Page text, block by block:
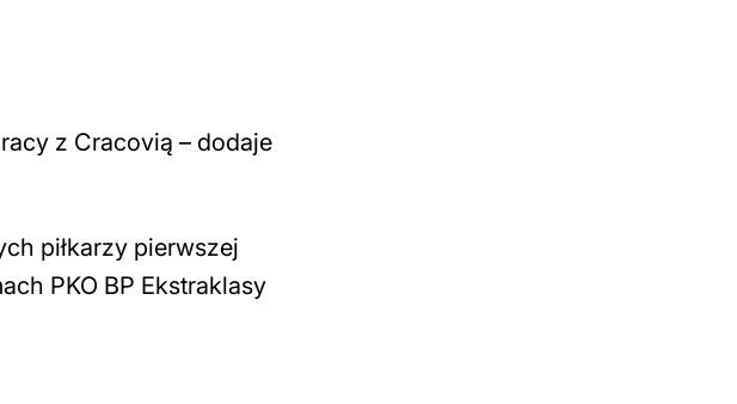
z Cracovią – dodaje
piłkarzy pierwszej
PKO BP Ekstraklasy